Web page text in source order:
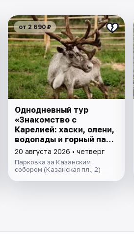
от 2 690 ₽
Однодневный тур
«Знакомство с
Карелией: хаски, олени,
водопады и горный парк
"Рускеала»
20 августа 2026 • четверг
Парковка за Казанским
собором (Казанская пл., 2)